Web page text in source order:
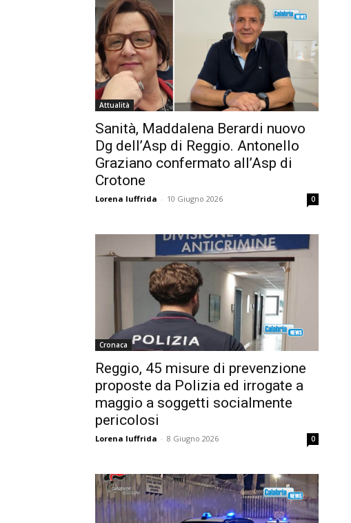
Attualità
Sanità, Maddalena Berardi nuovo
Dg dell’Asp di Reggio. Antonello
Graziano confermato all’Asp di
Crotone
Lorena Iuffrida - 10 Giugno 2026 0
Cronaca
Reggio, 45 misure di prevenzione
proposte da Polizia ed irrogate a
maggio a soggetti socialmente
pericolosi
Lorena Iuffrida - 8 Giugno 2026 0